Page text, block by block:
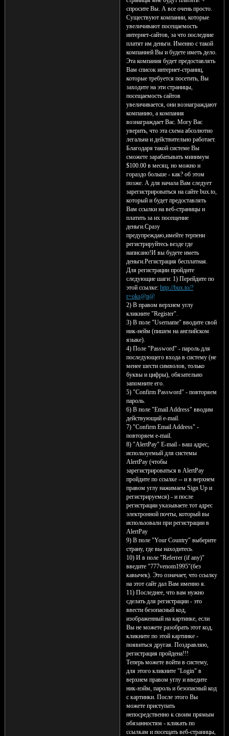
спросите Вы. А все очень просто.
Существуют компании, которые
увеличивают посещаемость
интернет-сайтов, за что последние
платят им деньги. Именно с такой
компанией Вы и будете иметь дело.
Эта компания будет предоставлять
Вам список интернет-страниц,
которые требуется посетить, Вы
заходите на эти страницы,
посещаемость сайтов
увеличивается, они вознаграждают
компанию, а компания
вознаграждает Вас. Могу Вас
уверить, что эта схема абсолютно
легальна и действительно работает.
Благодаря такой системе Вы
сможете зарабатывать минимум
$100.00 в месяц, но можно и
гораздо больше - как? об этом
позже. А для начала Вам следует
зарегистрироваться на сайте bux.to,
который и будет предоставлять
Вам ссылки на веб-страницы и
платить за их посещение
деньги.Сразу
предупреждаю,имейте терпени
регистрируйтесь везде где
написано!И вы будете иметь
деньги.Регистрация бесплатная.
Для регистрации пройдите
следующие шаги: 1) Перейдите по
этой ссылке: http://bux.to/?
r=oks@n@
2) В правом верхнем углу
кликните "Register".
3) В поле "Username" вводите свой
ник-нейм (пишем на английском
языке).
4) Поле "Password" - пароль для
последующего входа в систему (не
менее шести символов, только
буквы и цифры), обязательно
запомните его.
5) "Confirm Password" - повторяем
пароль.
6) В поле "Email Address" вводим
действующий e-mail.
7) "Confirm Email Address" -
повторяем e-mail.
8) "AlertPay" E-mail - ваш адрес,
используемый для системы
AlertPay (чтобы
зарегистрироваться в AlertPay
пройдите по ссылке -- и в верхнем
правом углу нажимаем Sign Up и
регистрируемся) - и после
регистрации указываете тот адрес
электронной почты, который вы
использовали при регистрации в
AlertPay
9) В поле "Your Country" выберите
страну, где вы находитесь.
10) И в поле "Referrer (if any)"
введите "777venom1995"(без
кавычек). Это означает, что ссылку
на этот сайт дал Вам именно я.
11) Последнее, что вам нужно
сделать для регистрации - это
ввести безопасный код,
изображенный на картинке, если
Вы не можете разобрать этот код,
кликните по этой картинке -
появиться другая. Поздравляю,
регистрация пройдена!!!
Теперь можете войти в систему,
для этого кликните "Login" в
верхнем правом углу и введите
ник-нэйм, пароль и безопасный код
с картинки. После этого Вы
можете приступать
непосредственно к своим прямым
обязанностям - кликать по
ссылкам и посещать веб-страницы,